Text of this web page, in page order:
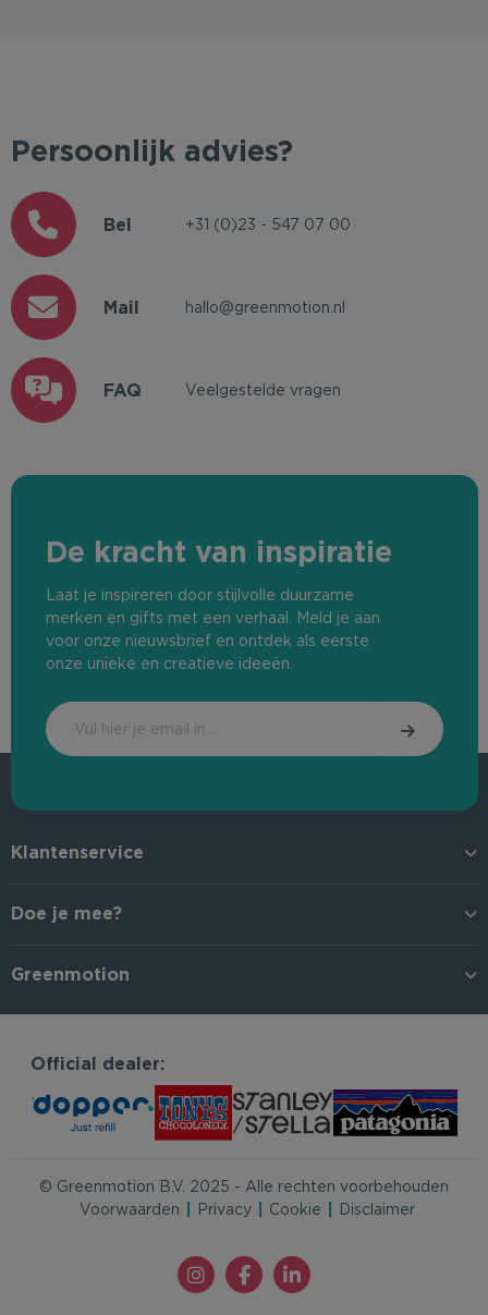
Persoonlijk advies?
Bel +31 (0)23 - 547 07 00
Mail hallo@greenmotion.nl
FAQ Veelgestelde vragen
De kracht van inspiratie
Laat je inspireren door stijlvolle duurzame
merken en gifts met een verhaal. Meld je aan
voor onze nieuwsbrief en ontdek als eerste
onze unieke en creatieve ideeën.
Klantenservice
Doe je mee?
Greenmotion
Official dealer:
© Greenmotion B.V. 2025 - Alle rechten voorbehouden
Voorwaarden
Privacy Cookie Disclaimer